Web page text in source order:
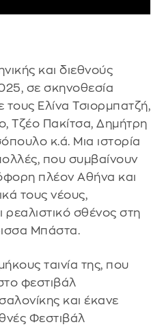
και διεθνούς
σε σκηνοθεσία
Ελίνα Τσιορμπατζή,
Τζέο Πακίτσα, Δημήτρη
κ.ά. Μια ιστορία
που συμβαίνουν
πλέον Αθήνα και
τους νέους,
ρεαλιστικό σθένος στη
Μπάστα.
ταινία της, που
φεστιβάλ
και έκανε
Φεστιβάλ